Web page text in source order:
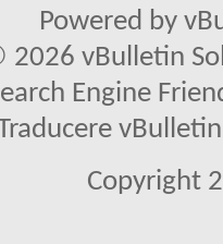
Powered by
vBulletin
Engine
Copyright